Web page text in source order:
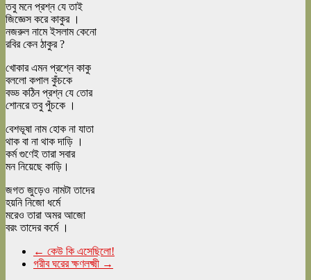
তবু মনে প্রশ্ন যে তাই
জিজ্ঞেস করে কাকুর ।
নজরুল নামে ইসলাম কেনো
রবির কেন ঠাকুর ?
খোকার এমন প্রশ্নে কাকু
বললো কপাল কুঁচকে
বড্ড কঠিন প্রশ্ন যে তোর
শোনরে তবু পুঁচকে ।
বেশভূষা নাম হোক না যাতা
থাক বা না থাক দাড়ি ।
কর্ম গুণেই তারা সবার
মন নিয়েছে কাড়ি।
জগত জুড়েও নামটা তাদের
হয়নি নিজো ধর্মে
মরেও তারা অমর আজো
বরং তাদের কর্মে ।
← কেউ কি এসেছিলো!
গরীব ঘরের ক্ষণলক্ষ্মী →